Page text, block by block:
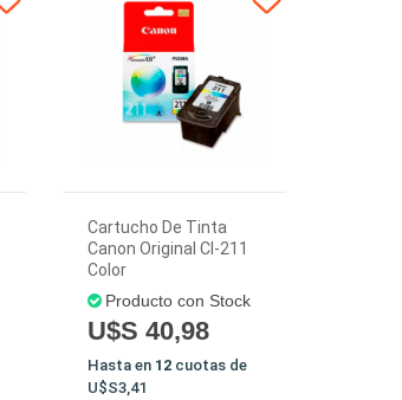
Cartucho De Tinta
Canon Original Cl-211
Color
Producto con Stock
U$S 40,98
Hasta en 12 cuotas de
U$S3,41